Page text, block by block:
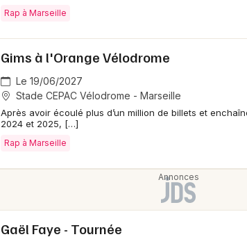
Rap à Marseille
Gims à l'Orange Vélodrome
Le 19/06/2027
Stade CEPAC Vélodrome - Marseille
Après avoir écoulé plus d’un million de billets et
2024 et 2025, […]
Rap à Marseille
Gaël Faye - Tournée